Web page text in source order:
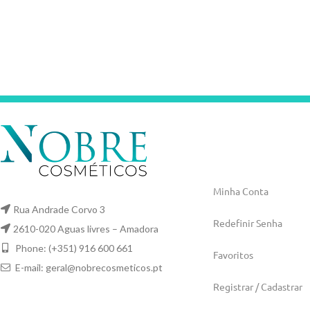
Rua Andrade Corvo 3
2610-020 Aguas livres – Amadora
Phone: (+351) 916 600 661
E-mail: geral@nobrecosmeticos.pt
Minha Conta
Redefinir Senha
Favoritos
Registrar / Cadastrar